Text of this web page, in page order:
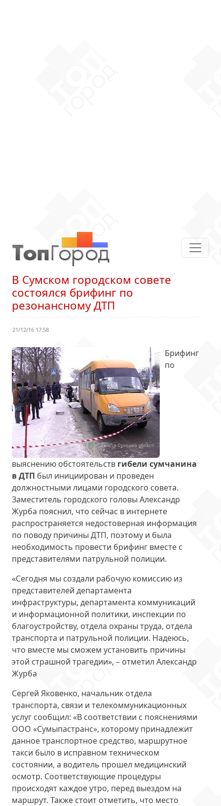
В Сумском городском совете
состоялся брифинг по
резонансному ДТП
21/12/16 17:58
Брифинг
по
выяснению обстоятельств гибели сумчанина
в ДТП был инициирован и проведен
должностными лицами городского совета.
Заместитель городского головы Александр
Журба пояснил, что сейчас в интернете
распространяется недостоверная информация
по поводу причины ДТП, поэтому и была
необходимость провести брифинг вместе с
представителями патрульной полиции.
«Сегодня мы создали рабочую комиссию из
представителей департамента
инфраструктуры, департамента коммуникаций
и информационной политики, инспекции по
благоустройству, отдела охраны труда, отдела
транспорта и патрульной полиции. Надеюсь,
что вместе мы сможем установить причины
этой страшной трагедии», – отметил Александр
Журба
Сергей Яковенко, начальник отдела
транспорта, связи и телекоммуникационных
услуг сообщил: «В соответствии с пояснениями
ООО «Сумыпастранс», которому принадлежит
данное транспортное средство, маршрутное
такси было в исправном техническом
состоянии, а водитель прошел медицинский
осмотр. Соответствующие процедуры
происходят каждое утро, перед выездом на
маршрут. Также стоит отметить, что место